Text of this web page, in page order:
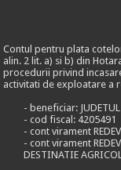
Contul pentru plata
alin. 2 lit. a) si b) din
procedurii privind
activitati de exploatare a
- beneficiar:
- cod fiscal: 4205491
- cont virament
- cont virament
DESTINATIE